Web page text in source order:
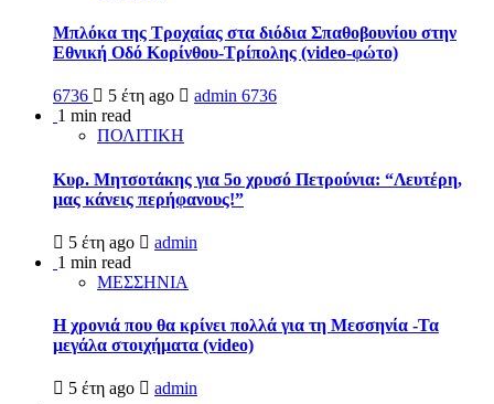
Μπλόκα της Τροχαίας στα διόδια Σπαθοβουνίου στην
Εθνική Οδό Κορίνθου-Τρίπολης (video-φώτο)
6736 5 έτη ago admin 6736
1 min read
ΠΟΛΙΤΙΚΗ
Κυρ. Μητσοτάκης για 5ο χρυσό Πετρούνια: “Λευτέρη,
μας κάνεις περήφανους!”
5 έτη ago
admin
1 min read
ΜΕΣΣΗΝΙΑ
Η χρονιά που θα κρίνει πολλά για τη Μεσσηνία -Τα
μεγάλα στοιχήματα (video)
5 έτη ago admin